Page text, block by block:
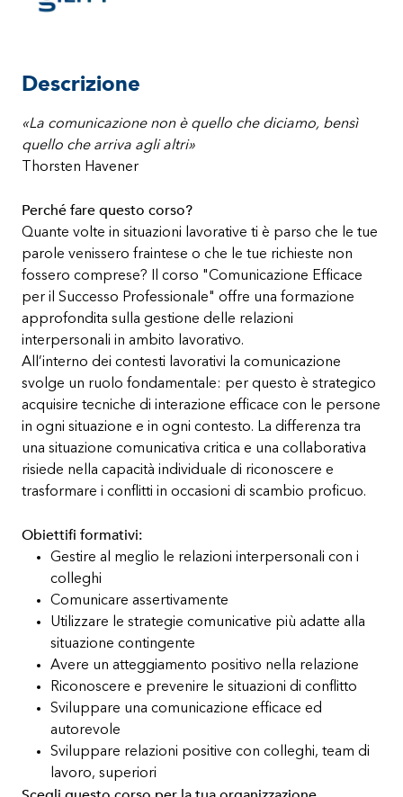
Descrizione
«La comunicazione non è quello che diciamo, bensì
quello che arriva agli altri»
Thorsten Havener
Perché fare questo corso?
Quante volte in situazioni lavorative ti è parso che le tue
parole venissero fraintese o che le tue richieste non
fossero comprese? Il corso "Comunicazione Efficace
per il Successo Professionale" offre una formazione
approfondita sulla gestione delle relazioni
interpersonali in ambito lavorativo.
All’interno dei contesti lavorativi la comunicazione
svolge un ruolo fondamentale: per questo è strategico
acquisire tecniche di interazione efficace con le persone
in ogni situazione e in ogni contesto. La differenza tra
una situazione comunicativa critica e una collaborativa
risiede nella capacità individuale di riconoscere e
trasformare i conflitti in occasioni di scambio proficuo.
Obiettifi formativi:
Gestire al meglio le relazioni interpersonali con i
colleghi
Comunicare assertivamente
Utilizzare le strategie comunicative più adatte alla
situazione contingente
Avere un atteggiamento positivo nella relazione
Riconoscere e prevenire le situazioni di conflitto
Sviluppare una comunicazione efficace ed
autorevole
Sviluppare relazioni positive con colleghi, team di
lavoro, superiori